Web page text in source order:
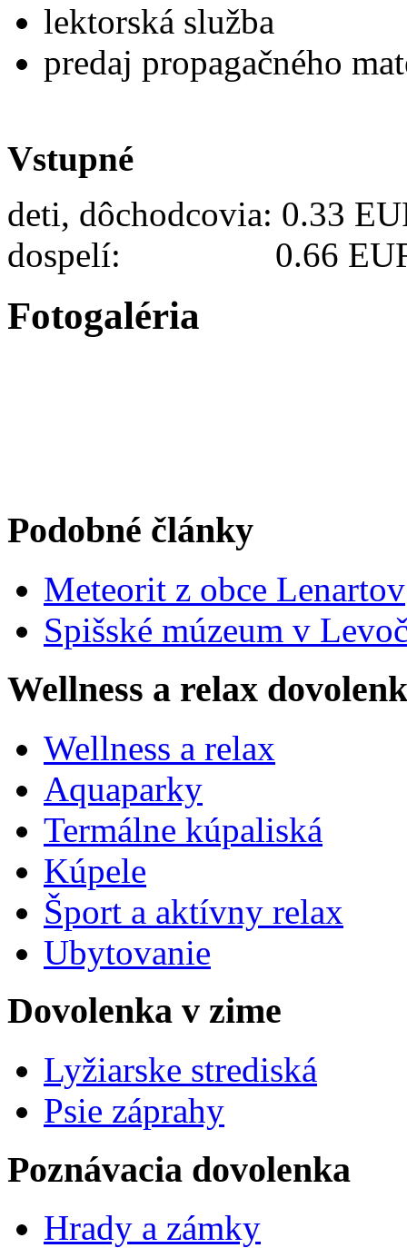
lektorská služba
predaj propagačného
Vstupné
deti, dôchodcovia: 0.33
dospelí: 0.66
Fotogaléria
Podobné články
Meteorit z obce Lenartov
Spišské múzeum v
Wellness a relax
Wellness a relax
Aquaparky
Termálne kúpaliská
Kúpele
Šport a aktívny relax
Ubytovanie
Dovolenka v zime
Lyžiarske strediská
Psie záprahy
Poznávacia dovolenka
Hrady a zámky